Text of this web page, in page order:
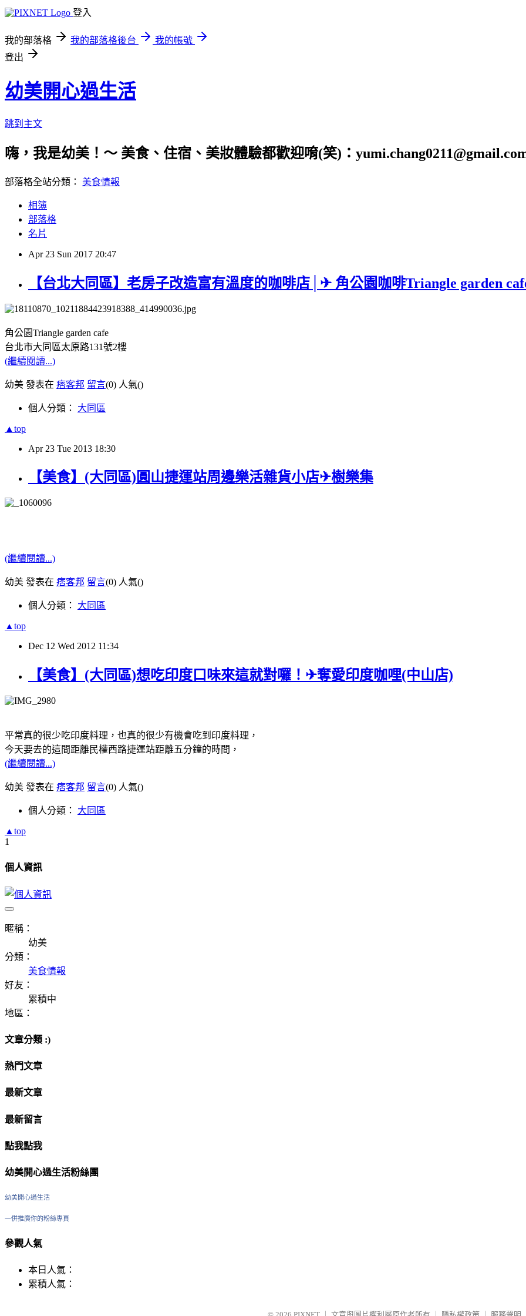
登入
我的部落格 我的部落格後台
我的帳號
登出
幼美開心過生活
跳到主文
嗨，我是幼美！～ 美食、住宿、美妝體驗都歡迎唷(笑)：
部落格全站分類： 美食情報
相簿
部落格
名片
Apr 23 Sun 2017 20:47
【台北大同區】老房子改造富有溫度的咖啡店│✈ 角公園咖啡Triangle garden
角公園Triangle garden cafe
台北市大同區太原路131號2樓
(繼續閱讀...)
幼美 發表在 痞客邦 留言(0) 人氣()
個人分類： 大同區
▲top
Apr 23 Tue 2013 18:30
【美食】(大同區)圓山捷運站周邊樂活雜貨小店✈樹樂集
(繼續閱讀...)
幼美 發表在 痞客邦 留言(0) 人氣()
個人分類： 大同區
▲top
Dec 12 Wed 2012 11:34
【美食】(大同區)想吃印度口味來這就對囉！✈奪愛印度咖哩(中山店)
平常真的很少吃印度料理，也真的很少有機會吃到印度料理，
今天要去的這間距離民權西路捷運站距離五分鐘的時間，
(繼續閱讀...)
幼美 發表在 痞客邦 留言(0) 人氣()
個人分類： 大同區
▲top
1
個人資訊
暱稱：
幼美
分類：
美食情報
好友：
累積中
地區：
文章分類 :)
熱門文章
最新文章
最新留言
點我點我
幼美開心過生活粉絲團
幼美開心過生活
一併推廣你的粉絲專頁
參觀人氣
本日人氣：
累積人氣：